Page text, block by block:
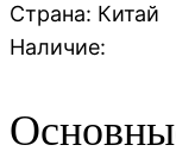
Страна: Китай
Наличие: